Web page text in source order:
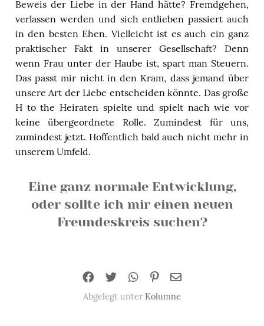
Beweis der Liebe in der Hand hätte? Fremdgehen,
verlassen werden und sich entlieben passiert auch
in den besten Ehen. Vielleicht ist es auch ein ganz
praktischer Fakt in unserer Gesellschaft? Denn
wenn Frau unter der Haube ist, spart man Steuern.
Das passt mir nicht in den Kram, dass jemand über
unsere Art der Liebe entscheiden könnte. Das große
H to the Heiraten spielte und spielt nach wie vor
keine übergeordnete Rolle. Zumindest für uns,
zumindest jetzt. Hoffentlich bald auch nicht mehr in
unserem Umfeld.
Eine ganz normale Entwicklung,
oder sollte ich mir einen neuen
Freundeskreis suchen?
Abgelegt unter Kolumne